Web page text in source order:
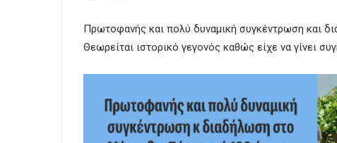
Πρωτοφανής και πολύ δυναμική συγκέντρωση και
Θεωρείται ιστορικό γεγονός καθώς είχε να γίνει